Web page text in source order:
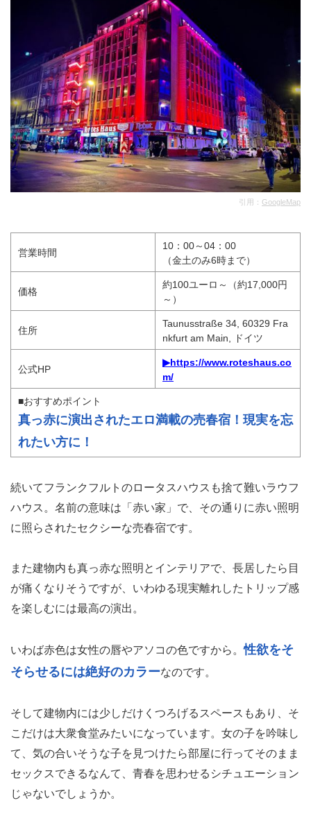
引用： GoogleMap
営業時間
10：00～04：00
（金土のみ6時まで）
価格
約100ユーロ～（約17,000円
～）
住所
Taunusstraße 34, 60329 Fra
nkfurt am Main, ドイツ
公式HP
▶https://www.roteshaus.co
m/
■おすすめポイント
真っ赤に演出されたエロ満載の売春宿！現実を忘
れたい方に！
続いてフランクフルトのロータスハウスも捨て難いラウフ
ハウス。名前の意味は「赤い家」で、その通りに赤い照明
に照らされたセクシーな売春宿です。
また建物内も真っ赤な照明とインテリアで、長居したら目
が痛くなりそうですが、いわゆる現実離れしたトリップ感
を楽しむには最高の演出。
いわば赤色は女性の唇やアソコの色ですから。性欲をそ
そらせるには絶好のカラーなのです。
そして建物内には少しだけくつろげるスペースもあり、そ
こだけは大衆食堂みたいになっています。女の子を吟味し
て、気の合いそうな子を見つけたら部屋に行ってそのまま
セックスできるなんて、青春を思わせるシチュエーション
じゃないでしょうか。